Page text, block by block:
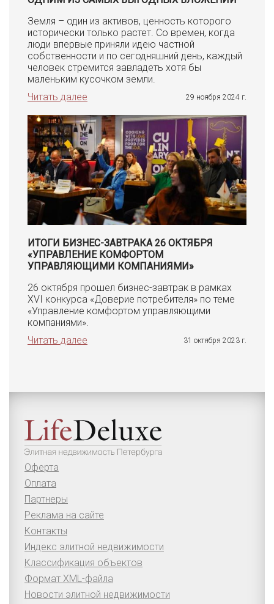
Земля – один из активов, ценность которого
исторически только растет. Со времен, когда
люди впервые приняли идею частной
собственности и по сегодняшний день, каждый
человек стремится завладеть хотя бы
маленьким кусочком земли.
Читать далее
29 ноября 2024 г.
ИТОГИ БИЗНЕС-ЗАВТРАКА 26 ОКТЯБРЯ
«УПРАВЛЕНИЕ КОМФОРТОМ
УПРАВЛЯЮЩИМИ КОМПАНИЯМИ»
26 октября прошел бизнес-завтрак в рамках
XVI конкурса «Доверие потребителя» по теме
«Управление комфортом управляющими
компаниями».
Читать далее
31 октября 2023 г.
Оферта
Оплата
Партнеры
Реклама на сайте
Контакты
Индекс элитной недвижимости
Классификация объектов
Формат XML-файла
Новости элитной недвижимости